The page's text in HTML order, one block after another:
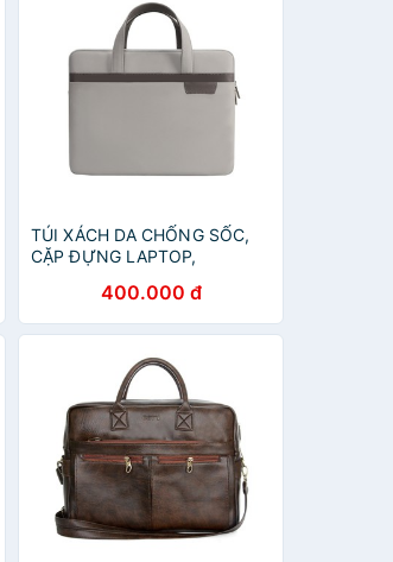
TÚI XÁCH DA CHỐNG SỐC,
CẶP ĐỰNG LAPTOP,
CHỐNG NƯỚC400.000 đ